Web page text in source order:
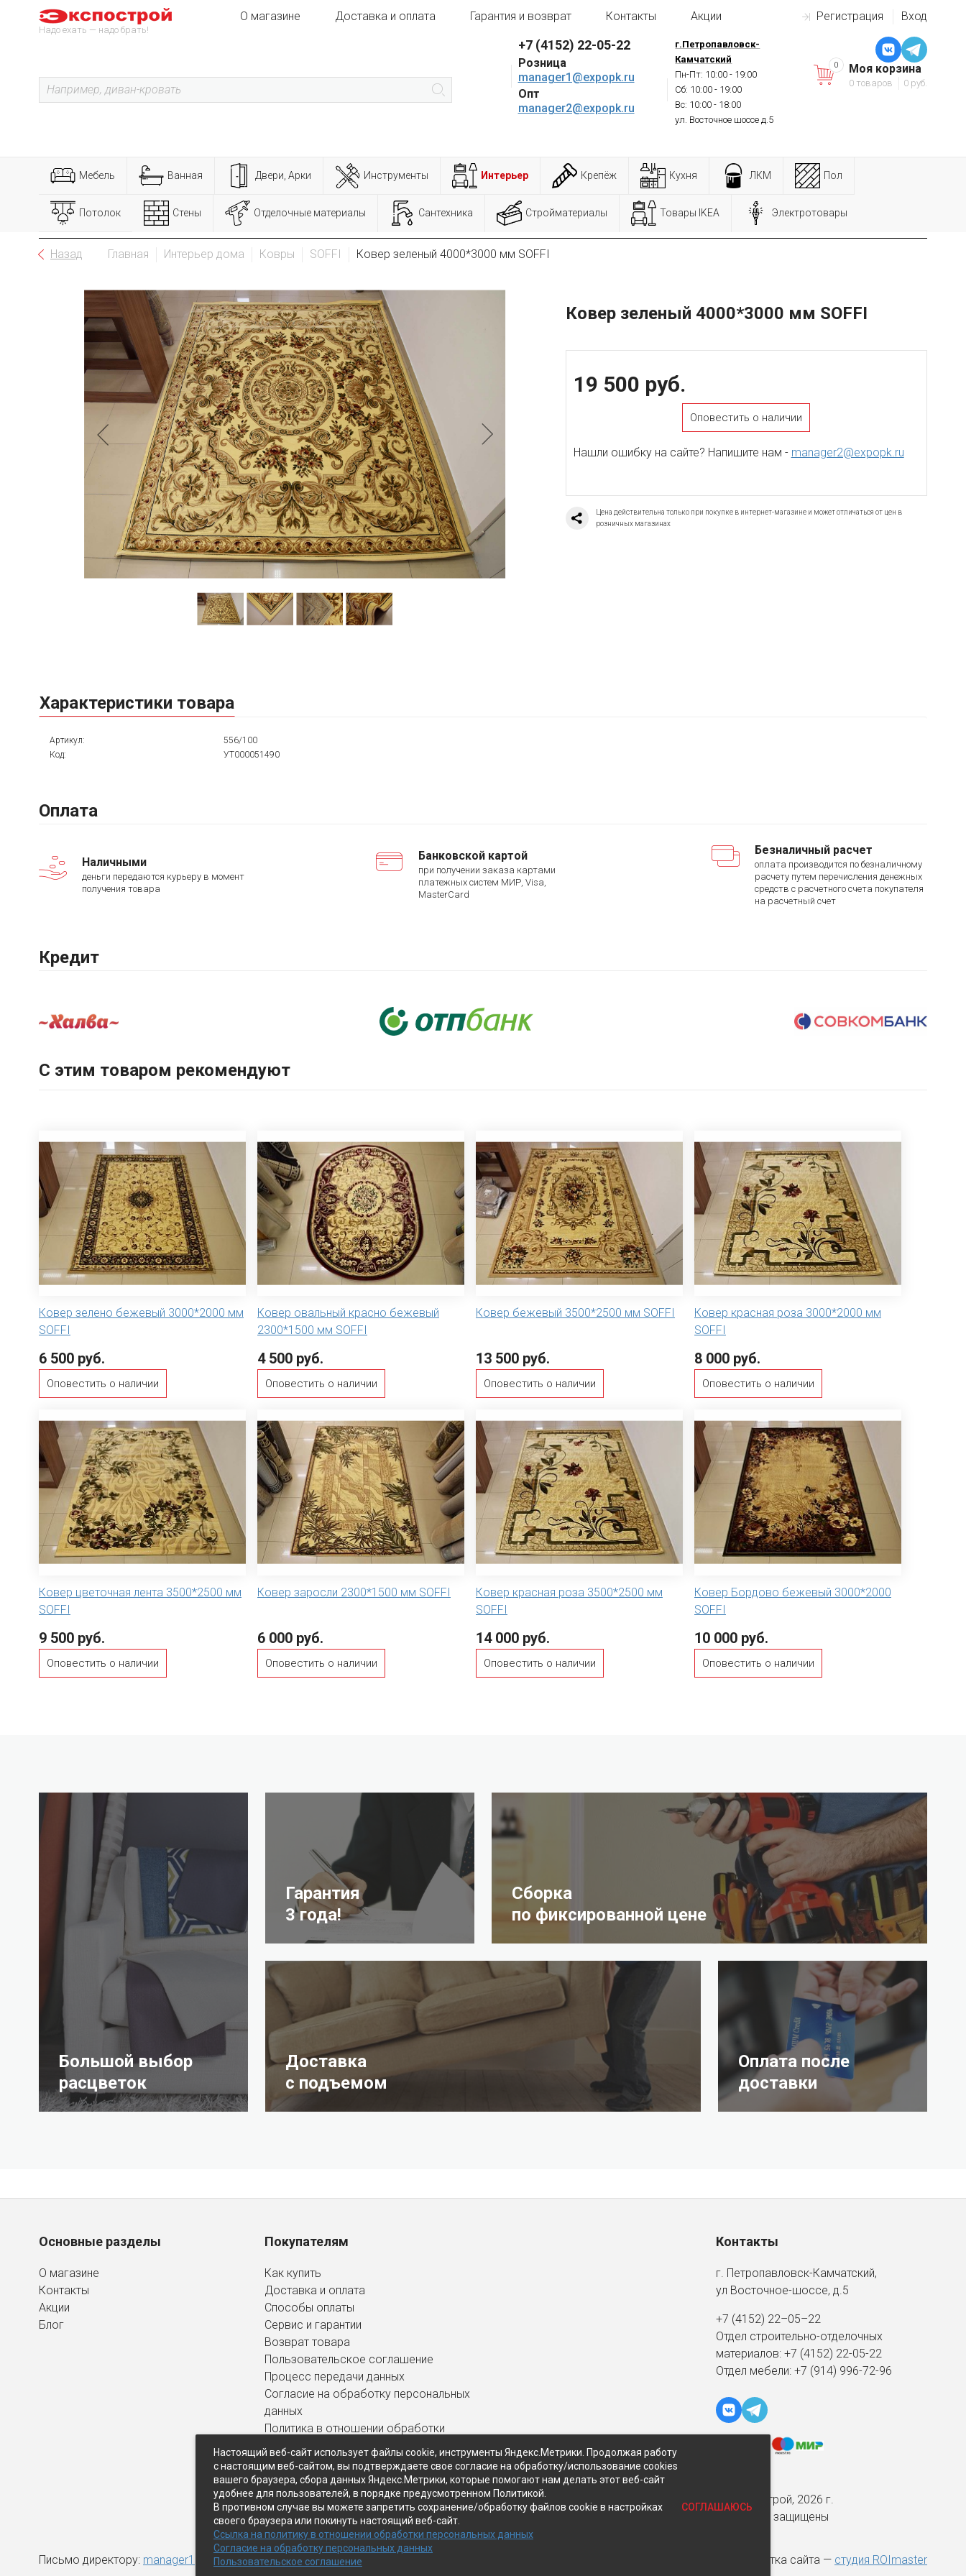
Надо ехать — надо брать!
Регистрация Вход
О магазине Доставка и оплата Гарантия и возврат Контакты Акции
+7 (4152) 22-05-22
Розница
manager1@expopk.ru
Опт
manager2@expopk.ru
г.Петропавловск-
Камчатский
Пн-Пт: 10:00 - 19:00
Сб: 10:00 - 19:00
Вс: 10:00 - 18:00
ул. Восточное шоссе д.5
Моя корзина
0 товаров 0 руб.
0
Мебель Ванная Двери, Арки Инструменты Интерьер Крепёж Кухня ЛКМ Пол
Потолок Стены Отделочные материалы Сантехника Стройматериалы Товары IKEA Электротовары
Назад Главная Интерьер дома Ковры SOFFI Ковер зеленый 4000*3000 мм SOFFI
Ковер зеленый 4000*3000 мм SOFFI
19 500 руб.
Оповестить о наличии
Нашли ошибку на сайте? Напишите нам - manager2@expopk.ru
Цена действительна только при покупке в интернет-магазине и может отличаться от цен в
розничных магазинах
Характеристики товара
Артикул:
556/100
Код:
УТ000051490
Оплата
Наличными
деньги передаются курьеру в момент
получения товара
Банковской картой
при получении заказа картами
платежных систем МИР, Visa,
MasterCard
Безналичный расчет
оплата производится по безналичному
расчету путем перечисления денежных
средств с расчетного счета покупателя
на расчетный счет
Кредит
С этим товаром рекомендуют
Ковер зелено бежевый 3000*2000 мм
SOFFI
6 500 руб.
Оповестить о наличии
Ковер овальный красно бежевый
2300*1500 мм SOFFI
4 500 руб.
Оповестить о наличии
Ковер бежевый 3500*2500 мм SOFFI
13 500 руб.
Оповестить о наличии
Ковер красная роза 3000*2000 мм
SOFFI
8 000 руб.
Оповестить о наличии
Ковер цветочная лента 3500*2500 мм
SOFFI
9 500 руб.
Оповестить о наличии
Ковер заросли 2300*1500 мм SOFFI
6 000 руб.
Оповестить о наличии
Ковер красная роза 3500*2500 мм
SOFFI
14 000 руб.
Оповестить о наличии
Ковер Бордово бежевый 3000*2000
SOFFI
10 000 руб.
Оповестить о наличии
Большой выбор
расцветок
Гарантия
3 года!
Оплата после
доставки
Сборка
по фиксированной цене
Доставка
с подъемом
Основные разделы
О магазине
Контакты
Акции
Блог
Покупателям
Как купить
Доставка и оплата
Способы оплаты
Сервис и гарантии
Возврат товара
Пользовательское соглашение
Процесс передачи данных
Согласие на обработку персональных
данных
Политика в отношении обработки
персональных данных
Контакты
г. Петропавловск-Камчатский,
ул Восточное-шоссе, д.5
+7 (4152) 22–05–22
Отдел строительно-отделочных
материалов: +7 (4152) 22-05-22
Отдел мебели: +7 (914) 996-72-96
© Экспострой, 2026 г.
Все права защищены
Письмо директору: manager1@expopk.ru Разработка сайта — студия ROImaster
Настоящий веб-сайт использует файлы cookie, инструменты Яндекс.Метрики. Продолжая работу
с настоящим веб-сайтом, вы подтверждаете свое согласие на обработку/использование cookies
вашего браузера, сбора данных Яндекс.Метрики, которые помогают нам делать этот веб-сайт
удобнее для пользователей, в порядке предусмотренном Политикой.
В противном случае вы можете запретить сохранение/обработку файлов cookie в настройках
своего браузера или покинуть настоящий веб-сайт.
Ссылка на политику в отношении обработки персональных данных
Согласие на обработку персональных данных
Пользовательское соглашение
СОГЛАШАЮСЬ